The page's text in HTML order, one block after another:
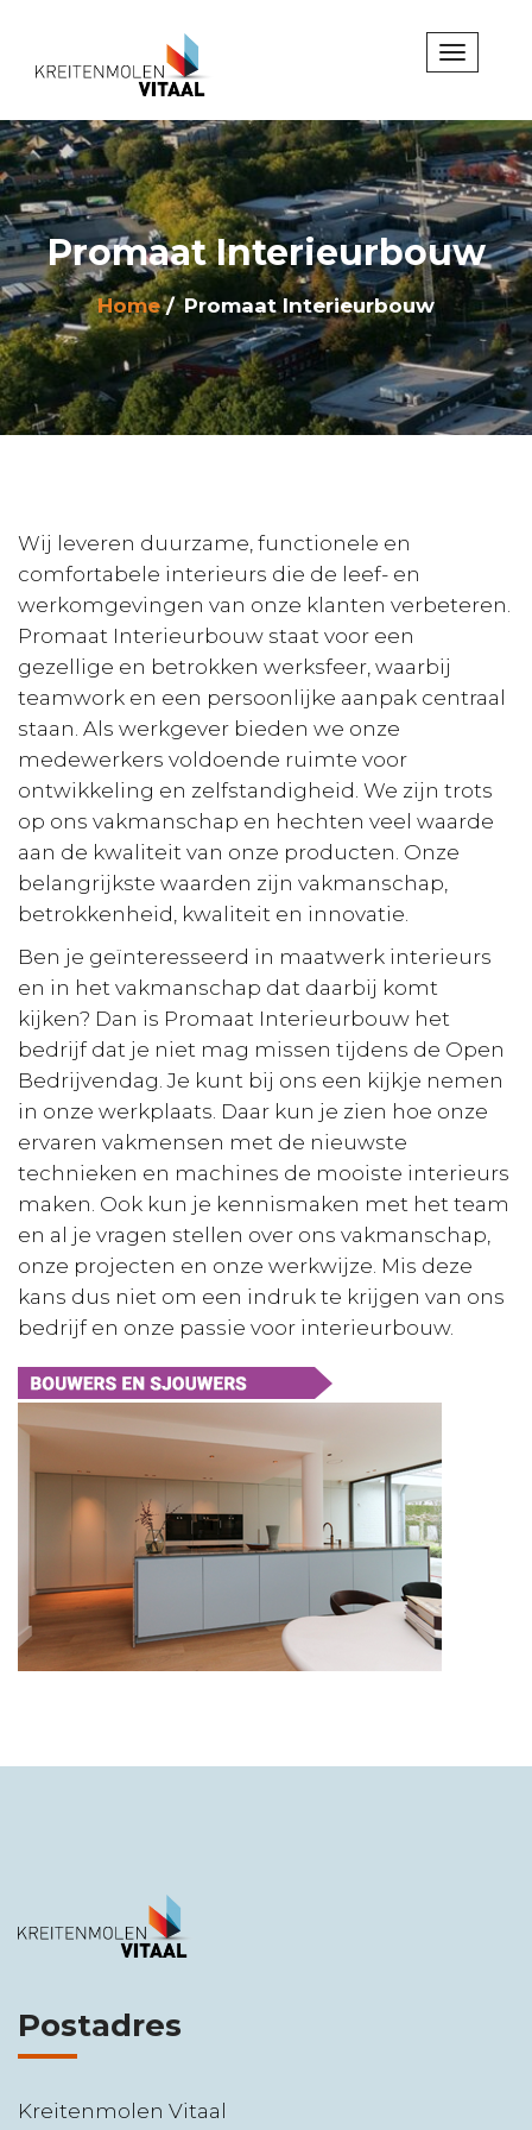
Promaat Interieurbouw
Home Promaat Interieurbouw
Wij leveren duurzame, functionele en
comfortabele interieurs die de leef- en
werkomgevingen van onze klanten verbeteren.
Promaat Interieurbouw staat voor een
gezellige en betrokken werksfeer, waarbij
teamwork en een persoonlijke aanpak centraal
staan. Als werkgever bieden we onze
medewerkers voldoende ruimte voor
ontwikkeling en zelfstandigheid. We zijn trots
op ons vakmanschap en hechten veel waarde
aan de kwaliteit van onze producten. Onze
belangrijkste waarden zijn vakmanschap,
betrokkenheid, kwaliteit en innovatie.
Ben je geïnteresseerd in maatwerk interieurs
en in het vakmanschap dat daarbij komt
kijken? Dan is Promaat Interieurbouw het
bedrijf dat je niet mag missen tijdens de Open
Bedrijvendag. Je kunt bij ons een kijkje nemen
in onze werkplaats. Daar kun je zien hoe onze
ervaren vakmensen met de nieuwste
technieken en machines de mooiste interieurs
maken. Ook kun je kennismaken met het team
en al je vragen stellen over ons vakmanschap,
onze projecten en onze werkwijze. Mis deze
kans dus niet om een indruk te krijgen van ons
bedrijf en onze passie voor interieurbouw.
Postadres
Kreitenmolen Vitaal